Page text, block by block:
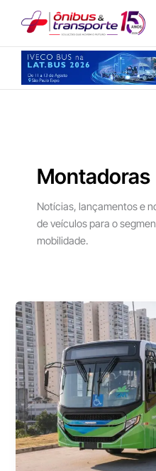
conteúdo
Montadoras
Notícias, lançamentos e
de veículos para o
mobilidade.